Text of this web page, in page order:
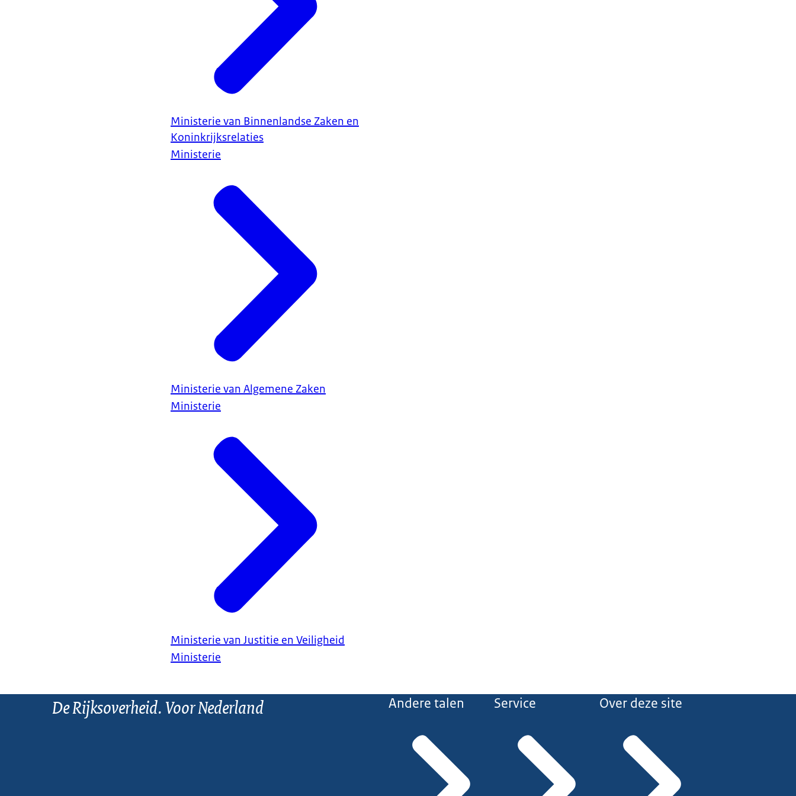
Ministerie van Binnenlandse Zaken en
Koninkrijksrelaties
Ministerie
Ministerie van Algemene Zaken
Ministerie
Ministerie van Justitie en Veiligheid
Ministerie
De Rijksoverheid. Voor Nederland Andere talen Service Over deze site